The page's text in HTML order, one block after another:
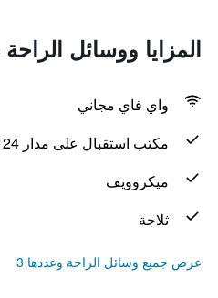
المزايا ووسائل
واي فاي مجاني
مكتب استقبال على مدار 24 ساعة
ميكروويف
ثلاجة
عرض جميع وسائل الراحة وعددها 3